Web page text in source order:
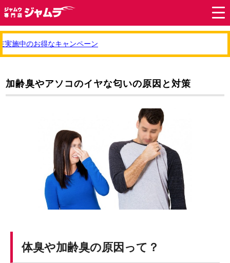
施中のお得なキャンペーン
加齢臭やアソコのイヤな匂いの原因と対策
体臭や加齢臭の原因って？